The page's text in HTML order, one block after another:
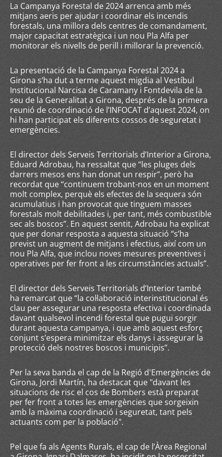
La Campanya Forestal de 2024 arrenca amb més
mitjans aeris per ajudar i coordinar els incendis
forestals, una millora dels centres de comandament,
major capacitat estratègica i un nou Pla Alfa per
monitorar els nivells de perill i millorar la prevenció.
La presentació de la Campanya Forestal 2024 a
Girona s’ha dut a terme aquest migdia al Vestíbul
Institucional Narcisa de Caramany i Fontdevila de la
seu de la Generalitat a Girona, després de la primera
reunió de coordinació de l’INFOCAT d’aquest 2024, on
hi han participat els diferents cossos de seguretat i
emergències.
El director dels Serveis Territorials d’Interior a Girona,
Eduard Adrobau, ha ressaltat que “les pluges dels
darrers mesos ens han donat un respir”, però ha
recordat que “continuem trobant-nos en un moment
molt complex, perquè els efectes de la sequera són
acumulatius i han provocat que tinguem masses
forestals molt debilitades i, per tant, més combustible
sec als boscos”. En aquest sentit, Adrobau ha explicat
que per donar resposta a aquesta situació “s’ha
previst un augment de mitjans i efectius, així com un
nou Pla Alfa, que inclou noves mesures preventives i
operatives per fer front a les circumstàncies actuals”.
El director dels Serveis Territorials d’Interior també
ha remarcat que “la col·laboració interinstitucional és
clau per assegurar una resposta efectiva i coordinada
davant qualsevol incendi forestal que pugui sorgir
durant aquesta campanya, i que amb aquest esforç
conjunt s’espera minimitzar els danys i assegurar la
protecció dels nostres boscos i municipis”.
Per la seva banda el cap de la Regió d'Emergències de
Girona, Jordi Martín, ha destacat que "davant les
situacions de risc el cos de Bombers està preparat
per fer front a totes les emergències que sorgeixin
amb la màxima coordinació i seguretat, tant pels
actuants com per la població".
Pel que fa als Agents Rurals, el cap de l’Àrea Regional